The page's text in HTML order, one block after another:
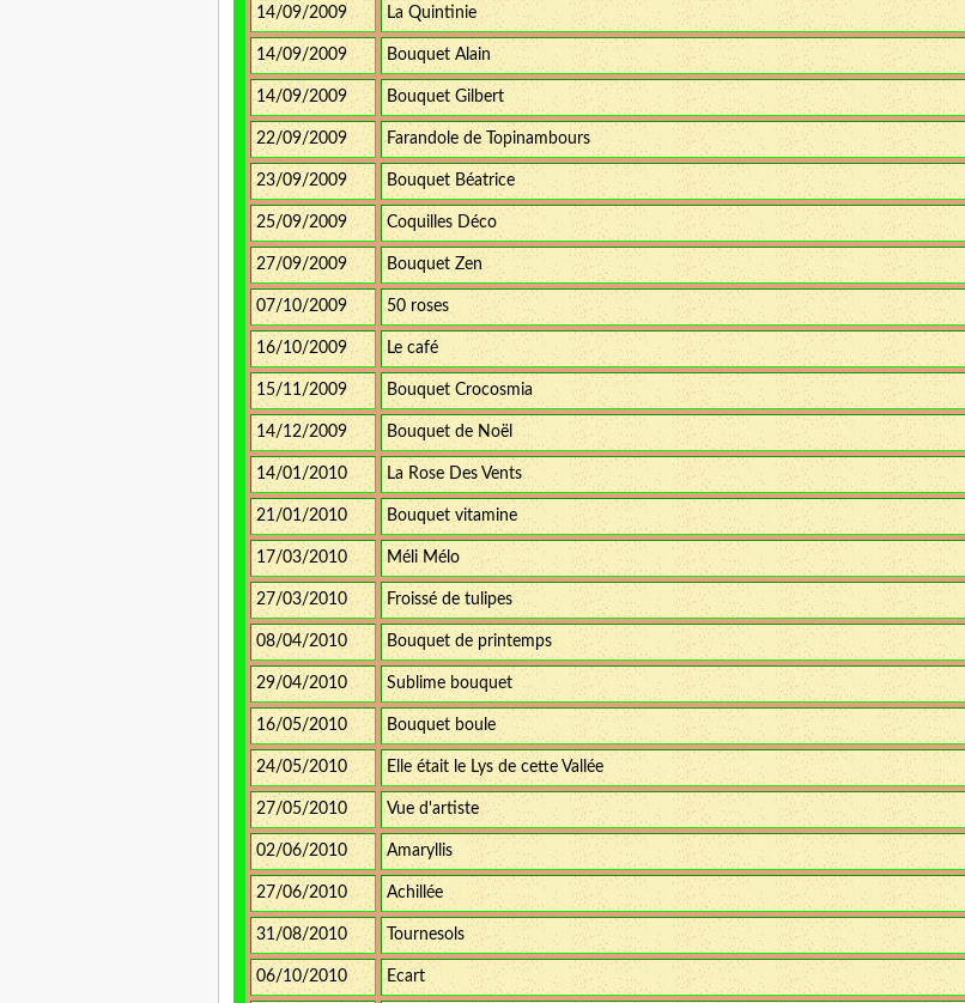
14/09/2009 La Quintinie
14/09/2009 Bouquet Alain
14/09/2009 Bouquet Gilbert
22/09/2009 Farandole de Topinambours
23/09/2009 Bouquet Béatrice
25/09/2009 Coquilles Déco
27/09/2009 Bouquet Zen
07/10/2009 50 roses
16/10/2009 Le café
15/11/2009 Bouquet Crocosmia
14/12/2009 Bouquet de Noël
14/01/2010 La Rose Des Vents
21/01/2010 Bouquet vitamine
17/03/2010 Méli Mélo
27/03/2010 Froissé de tulipes
08/04/2010 Bouquet de printemps
29/04/2010 Sublime bouquet
16/05/2010 Bouquet boule
24/05/2010 Elle était le Lys de cette Vallée
27/05/2010 Vue d'artiste
02/06/2010 Amaryllis
27/06/2010 Achillée
31/08/2010 Tournesols
06/10/2010 Ecart